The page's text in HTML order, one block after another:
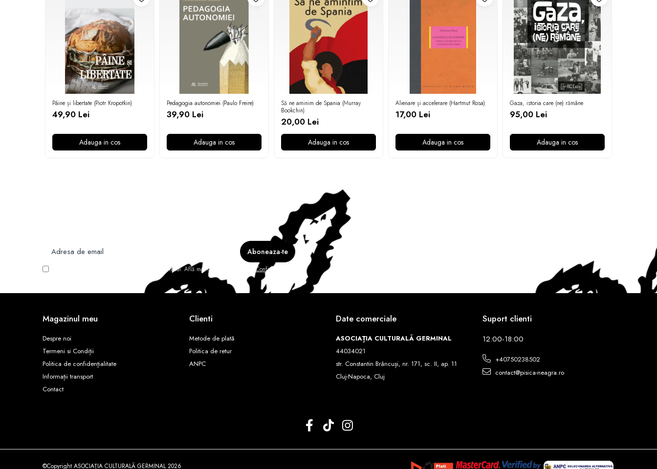
Pâine și libertate (Piotr Kropotkin)
49,90 Lei
Adauga in cos
Pedagogia autonomiei (Paulo Freire)
39,90 Lei
Adauga in cos
Să ne aminim de Spania (Murray
Bookchin)
20,00 Lei
Adauga in cos
Alienare și accelerare (Hartmut Rosa)
17,00 Lei
Adauga in cos
Gaza, istoria care (ne) rămâne
95,00 Lei
Adauga in cos
Vreau să primesc newsletter cu promoțiile magazinului. Află mai multe în Politica de Confidentialitate
Magazinul meu
Despre noi
Termeni si Condiții
Politica de confidențialitate
Informații transport
Contact
Clienti
Metode de plată
Politica de retur
ANPC
Date comerciale
ASOCIAȚIA CULTURALĂ GERMINAL
44034021
str. Constantin Brâncuși, nr. 171, sc. II, ap. 11
Cluj-Napoca, Cluj
Suport clienti
12:00-18:00
+40750238502
contact@pisica-neagra.ro
©Copyright ASOCIAȚIA CULTURALĂ GERMINAL 2026